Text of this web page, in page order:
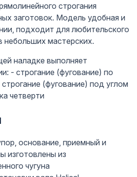
строгания
заготовок. Модель удобная и
подходит для любительского
небольших мастерских.
наладке выполняет
- строгание (фугование) по
(фугование) под углом
четверти
основание, приемный и
изготовлены из
чугуна